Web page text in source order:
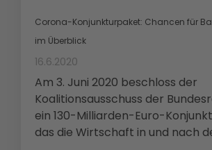
Corona-Konjunkturpaket: Chancen für
im Überblick
16.6.2020
Am 3. Juni 2020 beschloss der
Koalitionsausschuss der
ein 130-Milliarden-Euro-
das die Wirtschaft in und nach